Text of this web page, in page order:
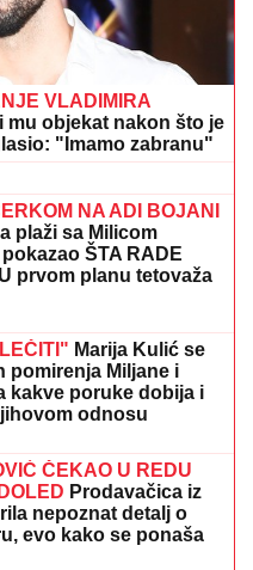
NISTE ZNALI:
izvoznik piva
ŠPANIJI!Maskirani
limuzinama, izneli
Ojadili 9 provincija za
evra!
TI SE!"Ana Nikolić
zbog Raleta:
ku**etino raspala!"